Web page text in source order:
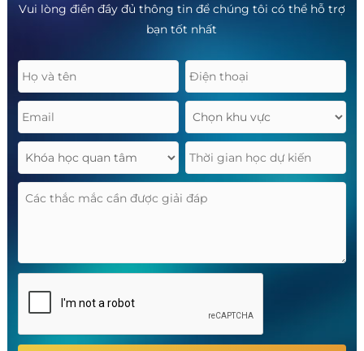
Vui lòng điền đầy đủ thông tin để chúng tôi có thể hỗ trợ
bạn tốt nhất